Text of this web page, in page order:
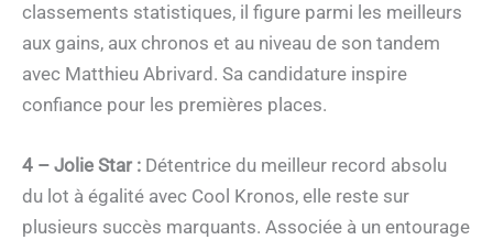
classements statistiques, il figure parmi les meilleurs
aux gains, aux chronos et au niveau de son tandem
avec Matthieu Abrivard. Sa candidature inspire
confiance pour les premières places.
4 – Jolie Star : Détentrice du meilleur record absolu
du lot à égalité avec Cool Kronos, elle reste sur
plusieurs succès marquants. Associée à un entourage